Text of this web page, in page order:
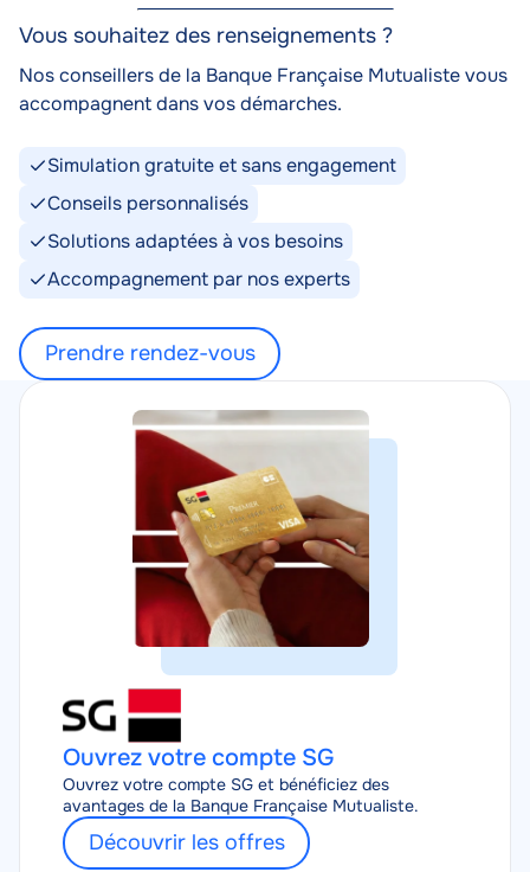
Vous souhaitez des renseignements ?
Nos conseillers de la Banque Française Mutualiste vous
accompagnent dans vos démarches.
Simulation gratuite et sans engagement
Conseils personnalisés
Solutions adaptées à vos besoins
Accompagnement par nos experts
Prendre rendez-vous
Ouvrez votre compte SG
Ouvrez votre compte SG et bénéficiez des
avantages de la Banque Française Mutualiste.
Découvrir les offres
Nom
marketing
Prêt
permis
à 1
euro